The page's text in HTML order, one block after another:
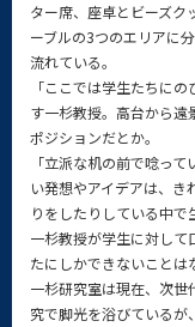
ター席、座卓とビーズク
ーブルの3つのエリアに
流れている。
「ここでは学生たちに
す一杉教授。高台から
ポジションだとか。
「立派な机の前で唸っ
い発想やアイデアは、
りをしたりしている中で
一杉教授が学生に対し
たにしかできないことは
一杉研究室は現在、次
究で脚光を浴びているが